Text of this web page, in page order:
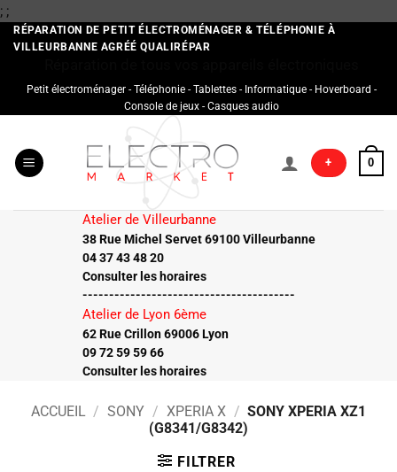
; ;Passer
au
contenu
RÉPARATION DE PETIT ÉLECTROMÉNAGER & TÉLÉPHONIE À
VILLEURBANNE AGRÉÉ QUALIRÉPAR
Petit électroménager - Téléphonie - Tablettes - Informatique - Hoverboard -
Console de jeux - Casques audio
+ 0
Atelier de Villeurbanne
38 Rue Michel Servet 69100 Villeurbanne
04 37 43 48 20
Consulter les horaires
----------------------------------------
Atelier de Lyon 6ème
62 Rue Crillon 69006 Lyon
09 72 59 59 66
Consulter les horaires
ACCUEIL / SONY / XPERIA X / SONY XPERIA XZ1
(G8341/G8342)
FILTRER